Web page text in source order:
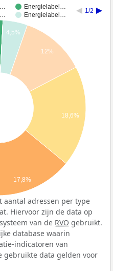
Energielabel…
Energielabel…
1/2
4,5%
12%
18,6%
17,8%
aantal adressen per type
Hiervoor zijn de data op
van de RVO gebruikt.
database waarin
indicatoren van
gebruikte data gelden voor